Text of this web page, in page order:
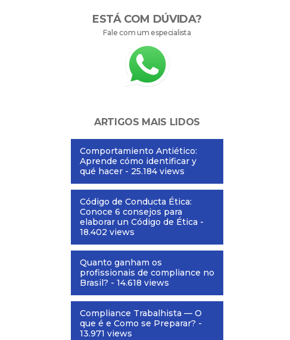
ESTÁ COM DÚVIDA?
Fale com um especialista
ARTIGOS MAIS LIDOS
Comportamiento Antiético:
Aprende cómo identificar y
qué hacer - 25.184 views
Código de Conducta Ética:
Conoce 6 consejos para
elaborar un Código de Ética -
18.402 views
Quanto ganham os
profissionais de compliance no
Brasil? - 14.618 views
Compliance Trabalhista — O
que é e Como se Preparar? -
13.971 views